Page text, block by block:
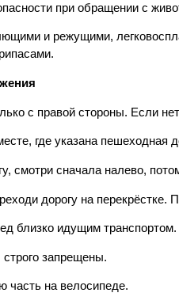
при обращении с
и режущими,
с правой стороны. Если
где указана
смотри сначала налево,
дорогу на перекрёстке.
близко идущим транспортом.
запрещены.
часть на велосипеде.